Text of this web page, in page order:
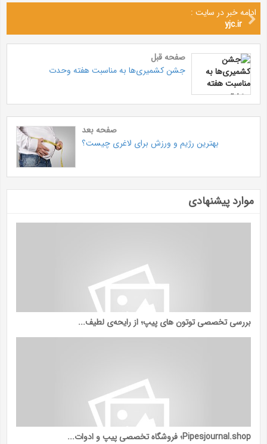
ادامه خبر در سایت :
yjc.ir
صفحه قبل
جشن کشمیری‌ها به مناسبت هفته وحدت
صفحه بعد
بهترین رژیم و ورزش برای لاغری چیست؟
موارد پیشنهادی
بررسی تخصصی توتون ‌های پیپ؛ از رایحه‌ی لطیف...
Pipesjournal.shop؛ فروشگاه تخصصی پیپ و ادوات...